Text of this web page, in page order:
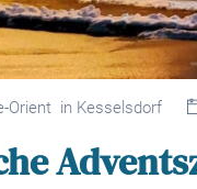
Orient in Kesselsdorf